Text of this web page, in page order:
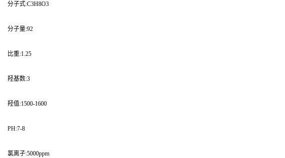
分子式:C3H8O3
分子量:92
比重:1.25
羟基数:3
羟值:1500-1600
PH:7-8
氯离子:5000ppm